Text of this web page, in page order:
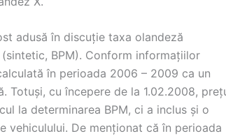
adusă în discuție taxa olandeză
BPM). Conform informațiilor
în perioada 2006 – 2009 ca un
Totuși, cu începere de la 1.02.2008,
la determinarea BPM, ci a inclus și o
vehiculului. De menționat că în perioada